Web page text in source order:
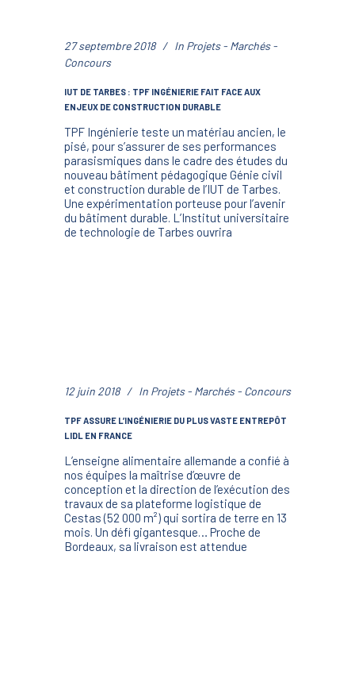
27 septembre 2018 In Projets - Marchés -
Concours
IUT DE TARBES : TPF INGÉNIERIE FAIT FACE AUX
ENJEUX DE CONSTRUCTION DURABLE
TPF Ingénierie teste un matériau ancien, le
pisé, pour s’assurer de ses performances
parasismiques dans le cadre des études du
nouveau bâtiment pédagogique Génie civil
et construction durable de l’IUT de Tarbes.
Une expérimentation porteuse pour l’avenir
du bâtiment durable. L’Institut universitaire
de technologie de Tarbes ouvrira
12 juin 2018 In Projets - Marchés - Concours
TPF ASSURE L’INGÉNIERIE DU PLUS VASTE ENTREPÔT
LIDL EN FRANCE
L’enseigne alimentaire allemande a confié à
nos équipes la maîtrise d’œuvre de
conception et la direction de l’exécution des
travaux de sa plateforme logistique de
Cestas (52 000 m²) qui sortira de terre en 13
mois. Un défi gigantesque… Proche de
Bordeaux, sa livraison est attendue